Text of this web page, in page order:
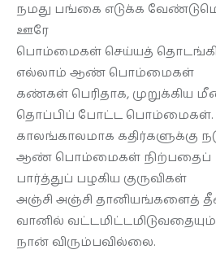
ஆசிரியர் பக்கம்
தொடர்புக்கு
நமது பங்கை எடுக்க
ஊரே
பொம்மைகள் செய்யத்
எல்லாம் ஆண் பொம்மைகள்
கண்கள் பெரிதாக, முறுக்கிய
தொப்பிப் போட்ட பொம்மைகள்.
காலங்காலமாக கதிர்களுக்கு
ஆண் பொம்மைகள் நிற்பதைப்
பார்த்துப் பழகிய குருவிகள்
அஞ்சி அஞ்சி தானியங்களைத்
வானில் வட்டமிட்டமிடுவதையும்
நான் விரும்பவில்லை.